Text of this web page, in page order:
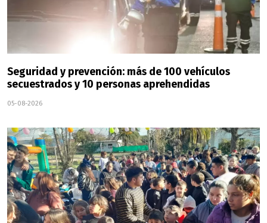
Seguridad y prevención: más de 100 vehículos
secuestrados y 10 personas aprehendidas
05-08-2026